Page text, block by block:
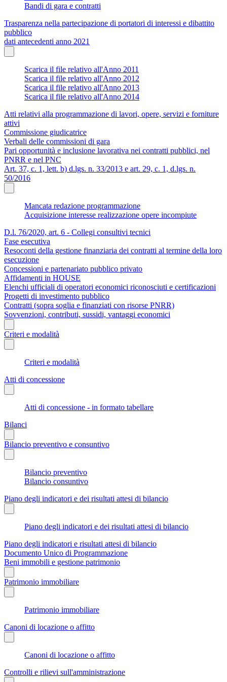
Bandi di gara e contratti
Trasparenza nella partecipazione di portatori di interessi e dibattito
pubblico
dati antecedenti anno 2021
Scarica il file relativo all'Anno 2011
Scarica il file relativo all'Anno 2012
Scarica il file relativo all'Anno 2013
Scarica il file relativo all'Anno 2014
Atti relativi alla programmazione di lavori, opere, servizi e forniture
attivi
Commissione giudicatrice
Verbali delle commissioni di gara
Pari opportunità e inclusione lavorativa nei contratti pubblici, nel
PNRR e nel PNC
Art. 37, c. 1, lett. b) d.lgs. n. 33/2013 e art. 29, c. 1, d.lgs. n.
50/2016
Mancata redazione programmazione
Acquisizione interesse realizzazione opere incompiute
D.l. 76/2020, art. 6 - Collegi consultivi tecnici
Fase esecutiva
Resoconti della gestione finanziaria dei contratti al termine della loro
esecuzione
Concessioni e partenariato pubblico privato
Affidamenti in HOUSE
Elenchi ufficiali di operatori economici riconosciuti e certificazioni
Progetti di investimento pubblico
Contratti (sopra soglia e finanziati con risorse PNRR)
Sovvenzioni, contributi, sussidi, vantaggi economici
Criteri e modalità
Criteri e modalità
Atti di concessione
Atti di concessione - in formato tabellare
Bilanci
Bilancio preventivo e consuntivo
Bilancio preventivo
Bilancio consuntivo
Piano degli indicatori e dei risultati attesi di bilancio
Piano degli indicatori e dei risultati attesi di bilancio
Piano degli indicatori e risultati attesi di bilancio
Documento Unico di Programmazione
Beni immobili e gestione patrimonio
Patrimonio immobiliare
Patrimonio immobiliare
Canoni di locazione o affitto
Canoni di locazione o affitto
Controlli e rilievi sull'amministrazione